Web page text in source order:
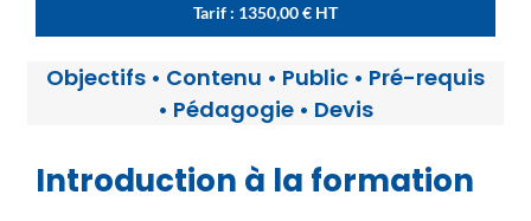
Tarif : 1350,00€ HT
Objectifs • Contenu • Public • Pré-requis
• Pédagogie • Devis
Introduction à la formation